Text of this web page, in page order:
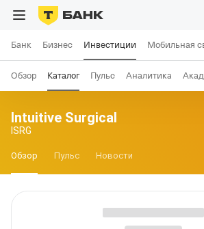
Банк Бизнес Инвестиции Мобильная
Обзор Каталог Пульс Аналитика
Intuitive Surgical
ISRG
Обзор Пульс Новости